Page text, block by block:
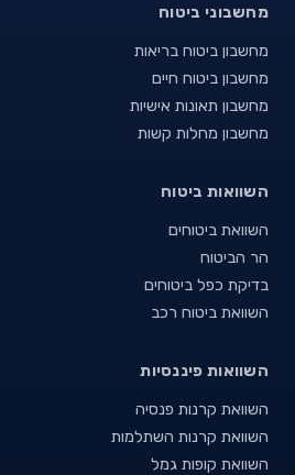
מחשבוני ביטוח
מחשבון ביטוח בריאות
מחשבון ביטוח חיים
מחשבון תאונות אישיות
מחשבון מחלות קשות
השוואות ביטוח
השוואת ביטוחים
הר הביטוח
בדיקת כפל ביטוחים
השוואת ביטוח רכב
השוואות פיננסיות
השוואת קרנות פנסיה
השוואת קרנות השתלמות
השוואת קופות גמל